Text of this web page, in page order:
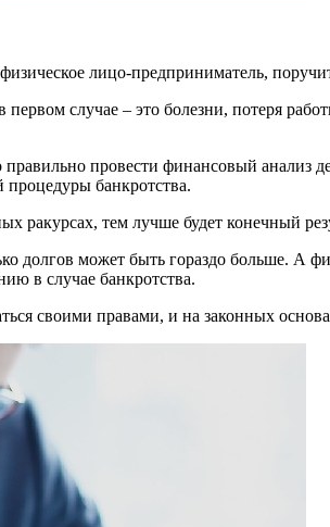
лицо-предприниматель,
случае – это болезни, потеря
провести финансовый анализ
процедуры банкротства.
ракурсах, тем лучше будет конечный
долгов может быть гораздо больше. А
в случае банкротства.
своими правами, и на законных